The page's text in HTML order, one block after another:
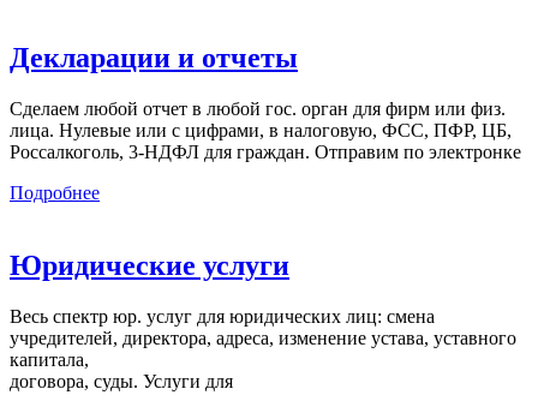
Декларации и отчеты
Сделаем любой отчет в любой гос. орган для фирм или физ.
лица. Нулевые или с цифрами, в налоговую, ФСС, ПФР, ЦБ,
Россалкоголь, 3-НДФЛ для граждан. Отправим по электронке
Подробнее
Юридические услуги
Весь спектр юр. услуг для юридических лиц: смена
учредителей, директора, адреса, изменение устава, уставного
капитала,
договора, суды. Услуги для